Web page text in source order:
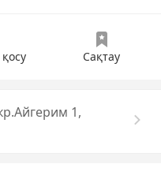
Сақтау
1,